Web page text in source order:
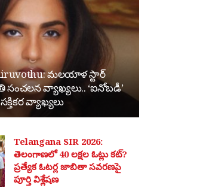
మలయాళ స్టార్
వ్యాఖ్యలు.. ‘ఐనోబడీ’
వ్యాఖ్యలు
Telangana SIR 2026:
తెలంగాణలో 40 లక్షల ఓట్లు కట్?
ప్రత్యేక ఓటర్ల జాబితా సవరణపై
పూర్తి విశ్లేషణ